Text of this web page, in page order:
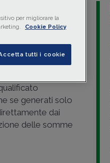
se generati solo
dai
delle somme
per migliorare la
Cookie Policy
tutti i cookie